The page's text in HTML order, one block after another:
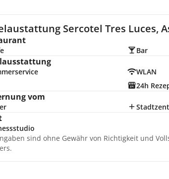
Sercotel Tres Luces,
Bar
WLAN
24h
vom
sind ohne Gewähr von Richtigkeit und